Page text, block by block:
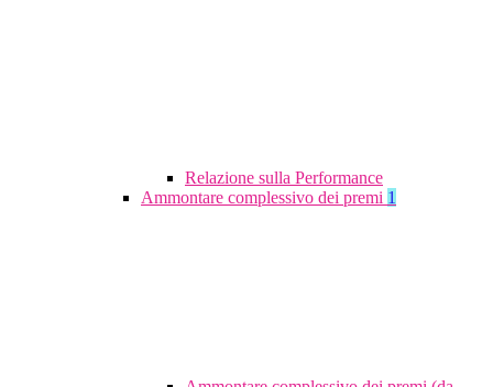
Relazione sulla Performance
Ammontare complessivo dei premi 1